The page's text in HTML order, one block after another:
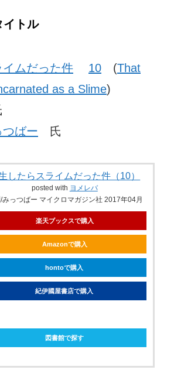
イトル
ムだった件 10 (That
as a Slime)
つばー 氏
したらスライムだった件（10）
posted with ヨメレバ
みっつばー マイクロマガジン社 2017年04月
楽天ブックスで購入
Amazonで購入
hontoで購入
紀伊國屋書店で購入
図書館で探す